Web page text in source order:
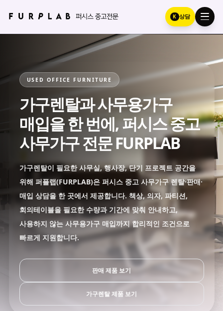
K 상담
USED OFFICE FURNITURE
가구렌탈과 사무용가구
매입을 한 번에, 퍼시스 중고
사무가구 전문 FURPLAB
가구렌탈이 필요한 사무실, 행사장, 단기 프로젝트 공간을
위해 퍼플랩(FURPLAB)은 퍼시스 중고 사무가구 렌탈·판매·
매입 상담을 한 곳에서 제공합니다. 책상, 의자, 파티션,
회의테이블을 필요한 수량과 기간에 맞춰 안내하고,
사용하지 않는 사무용가구 매입까지 합리적인 조건으로
빠르게 지원합니다.
판매 제품 보기
가구렌탈 제품 보기